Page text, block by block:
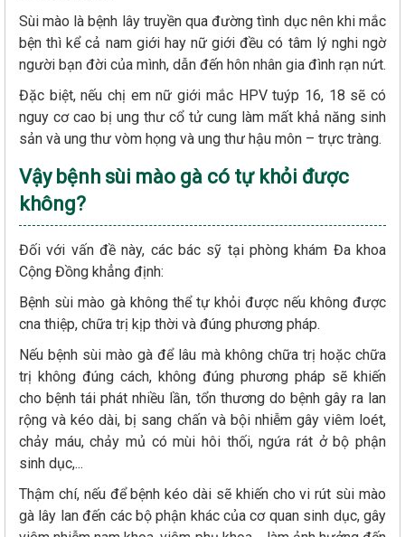
Sùi mào là bệnh lây truyền qua đường tình dục nên khi mắc
bện thì kể cả nam giới hay nữ giới đều có tâm lý nghi ngờ
người bạn đời của mình, dẫn đến hôn nhân gia đình rạn nứt.
Đặc biệt, nếu chị em nữ giới mắc HPV tuýp 16, 18 sẽ có
nguy cơ cao bị ung thư cổ tử cung làm mất khả năng sinh
sản và ung thư vòm họng và ung thư hậu môn – trực tràng.
Vậy bệnh sùi mào gà có tự khỏi được
không?
Đối với vấn đề này, các bác sỹ tại phòng khám Đa khoa
Cộng Đồng khẳng định:
Bệnh sùi mào gà không thể tự khỏi được nếu không được
cna thiệp, chữa trị kịp thời và đúng phương pháp.
Nếu bệnh sùi mào gà để lâu mà không chữa trị hoặc chữa
trị không đúng cách, không đúng phương pháp sẽ khiến
cho bệnh tái phát nhiều lần, tổn thương do bệnh gây ra lan
rộng và kéo dài, bị sang chấn và bội nhiễm gây viêm loét,
chảy máu, chảy mủ có mùi hôi thối, ngứa rát ở bộ phận
sinh dục,...
Thậm chí, nếu để bệnh kéo dài sẽ khiến cho vi rút sùi mào
gà lây lan đến các bộ phận khác của cơ quan sinh dục, gây